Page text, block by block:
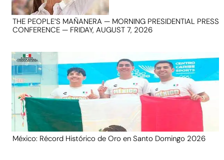
THE PEOPLE’S MAÑANERA — MORNING PRESIDENTIAL PRESS
CONFERENCE — FRIDAY, AUGUST 7, 2026
México: Récord Histórico de Oro en Santo Domingo 2026